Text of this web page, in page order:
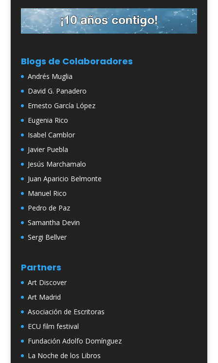
Blogs de Colaboradores
Andrés Muglia
David G. Panadero
Ernesto García López
Eugenia Rico
Isabel Camblor
Javier Puebla
Jesús Marchamalo
Juan Aparicio Belmonte
Manuel Rico
Pedro de Paz
Samantha Devin
Sergi Bellver
Partners
Art Discover
Art Madrid
Asociación de Escritoras
ECU film festival
Fundación Adolfo Domínguez
La Noche de los Libros